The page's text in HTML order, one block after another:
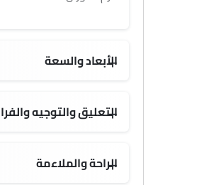
الأبعاد والسعة
التعليق والتوجيه
الراحة والملاءمة